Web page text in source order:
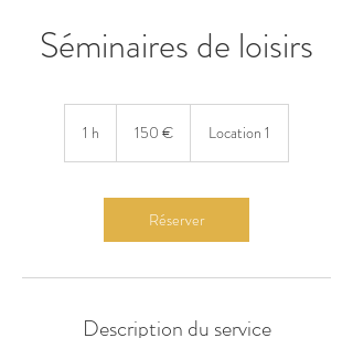
Séminaires de loisirs
1 h 150 € Location 1
Réserver
Description du service